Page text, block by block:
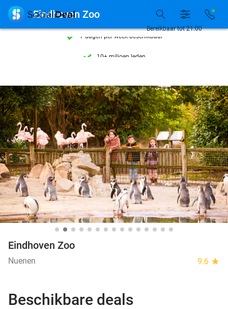
7 dagen per week beschikbaar
7 dagen per week beschikbaar
10+ miljoen leden
Bereikbaar tot 21:00
 Eindhoven Zoo
Eindhoven Zoo
Nuenen 9.6 star
Beschikbare deals